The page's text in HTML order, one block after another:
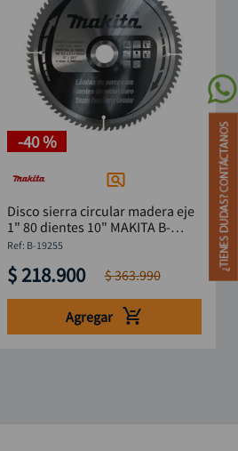
-40 %
Disco sierra circular madera eje
1" 80 dientes 10" MAKITA B-
19255
: B-19255
$ 218.900 $363.990
Agregar